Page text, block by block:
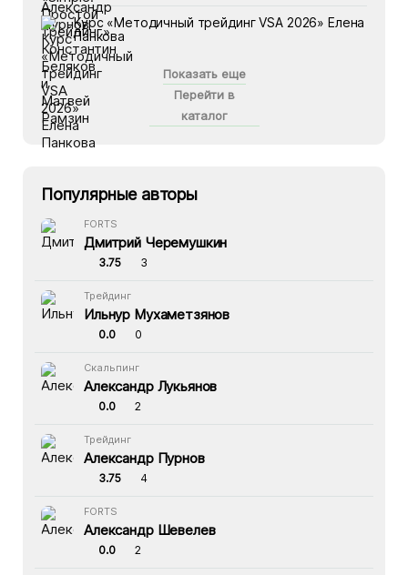
Курс «Методичный трейдинг VSA 2026» Елена
Панкова
Показать еще
Перейти в
каталог
Популярные авторы
FORTS
Дмитрий Черемушкин
3.75 3
Трейдинг
Ильнур Мухаметзянов
0.0 0
Скальпинг
Александр Лукьянов
0.0 2
Трейдинг
Александр Пурнов
3.75 4
FORTS
Александр Шевелев
0.0 2